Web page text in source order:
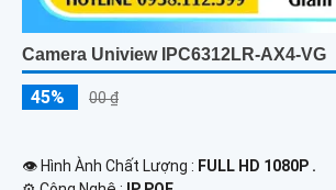
Camera Uniview IPC6312LR-AX4-VG
45% 00 ₫
👁 Hình Ành Chất Lượng : FULL HD 1080P .